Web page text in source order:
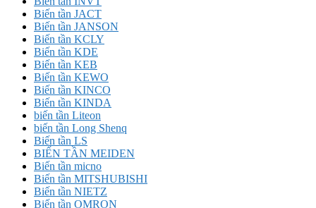
Biến tần JACT
Biến tần JANSON
Biến tần KCLY
Biến tần KDE
Biến tần KEB
Biến tần KEWO
Biến tần KINCO
Biến tần KINDA
biến tần Liteon
biến tần Long Shenq
Biến tần LS
BIẾN TẦN MEIDEN
Biến tần micno
Biến tần MITSHUBISHI
Biến tần NIETZ
Biến tần OMRON